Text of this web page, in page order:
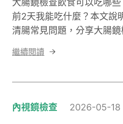
大腸鏡檢查飲食可以吃哪些
前2天我能吃什麼？本文說
清腸常見問題，分享大腸
智慧診所！
繼續閱讀
內視鏡檢查 2026-05-18